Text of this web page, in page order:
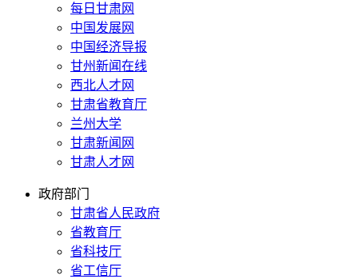
每日甘肃网
中国发展网
中国经济导报
甘州新闻在线
西北人才网
甘肃省教育厅
兰州大学
甘肃新闻网
甘肃人才网
政府部门
甘肃省人民政府
省教育厅
省科技厅
省工信厅